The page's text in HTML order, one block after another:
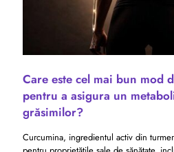
Care este cel mai bun mod
pentru a asigura un
grăsimilor?
Curcumina, ingredientul activ din